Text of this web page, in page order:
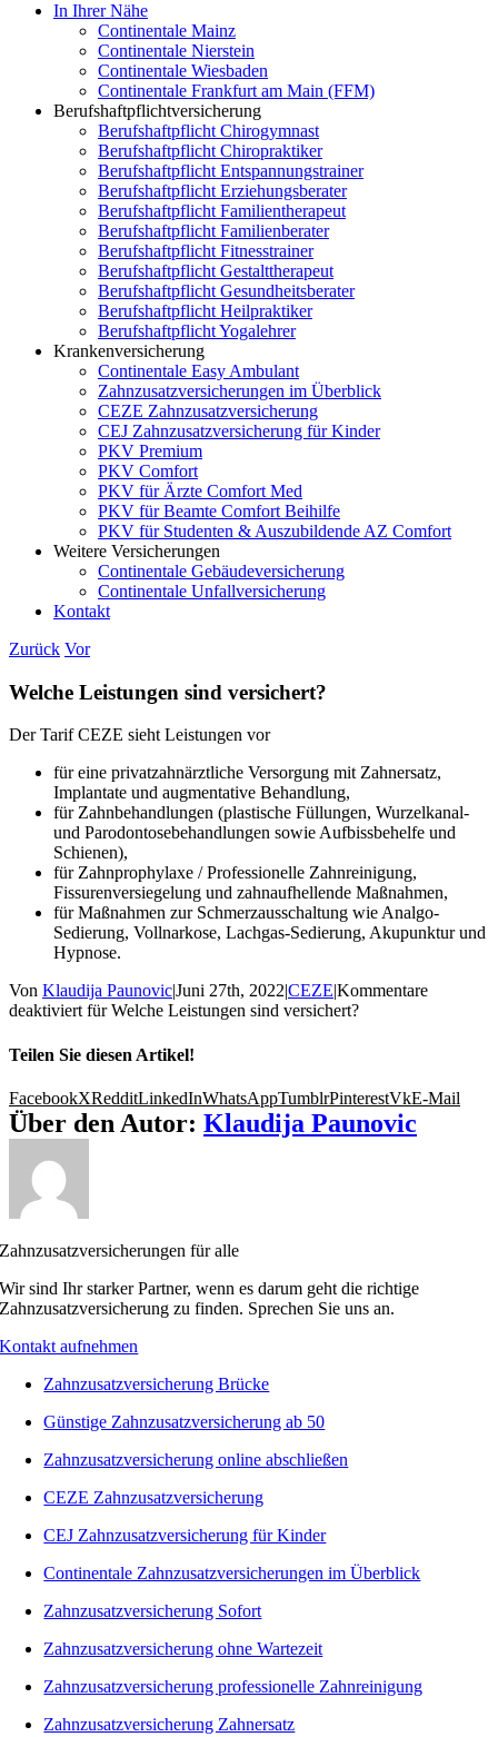
In Ihrer Nähe
Continentale Mainz
Continentale Nierstein
Continentale Wiesbaden
Continentale Frankfurt am Main (FFM)
Berufshaftpflichtversicherung
Berufshaftpflicht Chirogymnast
Berufshaftpflicht Chiropraktiker
Berufshaftpflicht Entspannungstrainer
Berufshaftpflicht Erziehungsberater
Berufshaftpflicht Familientherapeut
Berufshaftpflicht Familienberater
Berufshaftpflicht Fitnesstrainer
Berufshaftpflicht Gestalttherapeut
Berufshaftpflicht Gesundheitsberater
Berufshaftpflicht Heilpraktiker
Berufshaftpflicht Yogalehrer
Krankenversicherung
Continentale Easy Ambulant
Zahnzusatzversicherungen im Überblick
CEZE Zahnzusatzversicherung
CEJ Zahnzusatzversicherung für Kinder
PKV Premium
PKV Comfort
PKV für Ärzte Comfort Med
PKV für Beamte Comfort Beihilfe
PKV für Studenten & Auszubildende AZ Comfort
Weitere Versicherungen
Continentale Gebäudeversicherung
Continentale Unfallversicherung
Kontakt
Zurück Vor
Welche Leistungen sind versichert?
Der Tarif CEZE sieht Leistungen vor
für eine privatzahnärztliche Versorgung mit Zahnersatz,
Implantate und augmentative Behandlung,
für Zahnbehandlungen (plastische Füllungen, Wurzelkanal-
und Parodontosebehandlungen sowie Aufbissbehelfe und
Schienen),
für Zahnprophylaxe / Professionelle Zahnreinigung,
Fissurenversiegelung und zahnaufhellende Maßnahmen,
für Maßnahmen zur Schmerzausschaltung wie Analgo-
Sedierung, Vollnarkose, Lachgas-Sedierung, Akupunktur und
Hypnose.
Von Klaudija Paunovic|Juni 27th, 2022|CEZE|Kommentare
deaktiviertfür Welche Leistungen sind versichert?
Teilen Sie diesen Artikel!
FacebookXRedditLinkedInWhatsAppTumblrPinterestVkE-Mail
Über den Autor: Klaudija Paunovic
Zahnzusatzversicherungen für alle
Wir sind Ihr starker Partner, wenn es darum geht die richtige
Zahnzusatzversicherung zu finden. Sprechen Sie uns an.
Kontakt aufnehmen
Zahnzusatzversicherung Brücke
Günstige Zahnzusatzversicherung ab 50
Zahnzusatzversicherung online abschließen
CEZE Zahnzusatzversicherung
CEJ Zahnzusatzversicherung für Kinder
Continentale Zahnzusatzversicherungen im Überblick
Zahnzusatzversicherung Sofort
Zahnzusatzversicherung ohne Wartezeit
Zahnzusatzversicherung professionelle Zahnreinigung
Zahnzusatzversicherung Zahnersatz